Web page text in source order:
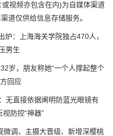
视频亦包含在内)为自媒体渠道
道仅供给信息存储服务。
：上海海关学院独占470人，
男生
，朋友称她“一个人撑起整个
回应
直接依据阐明防蓝光眼镜有
防控“神器”
调、主摄大晋级、新增深樱桃